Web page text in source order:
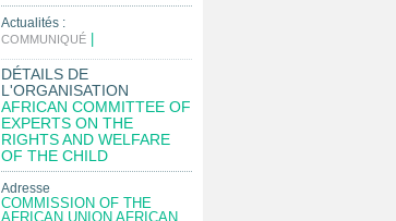
Actualités :
COMMUNIQUÉ
DÉTAILS DE
L'ORGANISATION
AFRICAN COMMITTEE OF
EXPERTS ON THE
RIGHTS AND WELFARE
OF THE CHILD
Adresse
COMMISSION OF THE
AFRICAN UNION AFRICAN